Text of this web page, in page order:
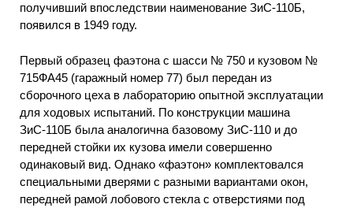
получивший впоследствии наименование ЗиС-110Б,
появился в 1949 году.
Первый образец фаэтона с шасси № 750 и кузовом №
715ФА45 (гаражный номер 77) был передан из
сборочного цеха в лабораторию опытной эксплуатации
для ходовых испытаний. По конструкции машина
ЗиС-110Б была аналогична базовому ЗиС-110 и до
передней стойки их кузова имели совершенно
одинаковый вид. Однако «фаэтон» комплектовался
специальными дверями с разными вариантами окон,
передней рамой лобового стекла с отверстиями под